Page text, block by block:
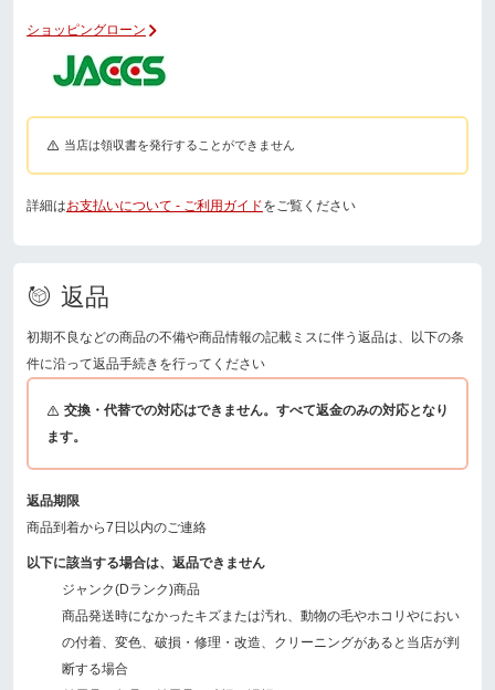
ショッピングローン
当店は領収書を発行することができません
詳細はお支払いについて - ご利用ガイドをご覧ください
返品
初期不良などの商品の不備や商品情報の記載ミスに伴う返品は、以下の条
件に沿って返品手続きを行ってください
交換・代替での対応はできません。すべて返金のみの対応となり
ます。
返品期限
商品到着から7日以内のご連絡
以下に該当する場合は、返品できません
ジャンク(Dランク)商品
商品発送時になかったキズまたは汚れ、動物の毛やホコリやにおい
の付着、変色、破損・修理・改造、クリーニングがあると当店が判
断する場合